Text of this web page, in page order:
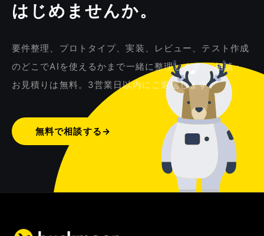
はじめませんか。
要件整理、プロトタイプ、実装、レビュー、テスト作成
のどこでAIを使えるかまで一緒に整理します。 相談・
お見積りは無料。3営業日以内にご返信します。
無料で相談する→